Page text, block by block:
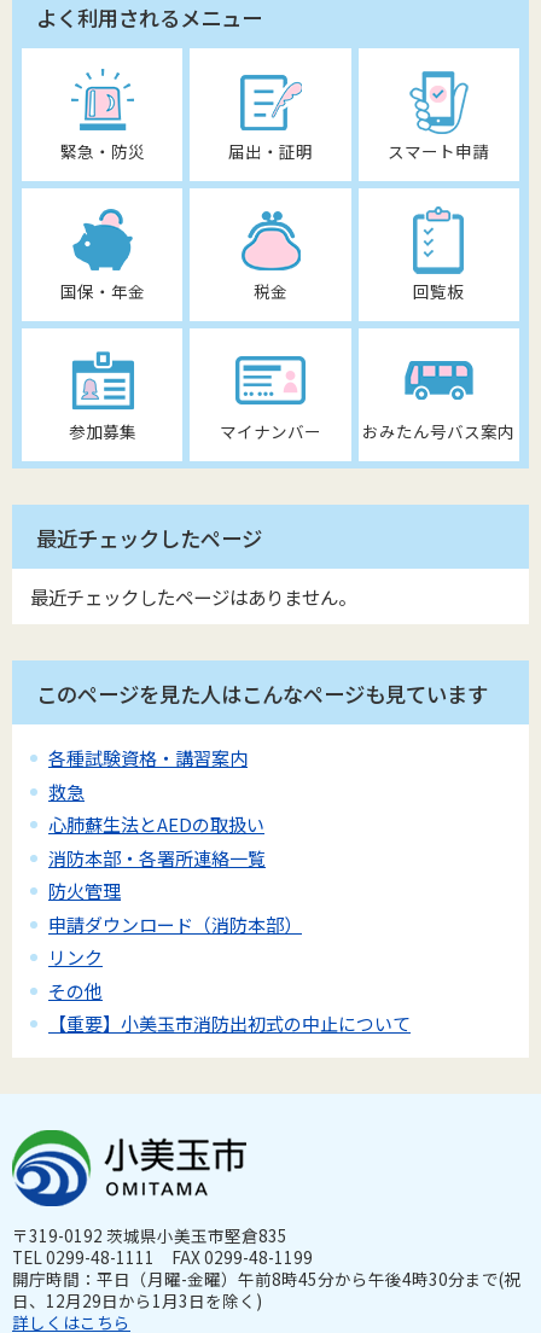
よく利用されるメニュー
緊急・防災 届出・証明 スマート申請
国保・年金 税金 回覧板
参加募集 マイナンバー おみたん号バス案内
最近チェックしたページ
最近チェックしたページはありません。
このページを見た人はこんなページも見ています
各種試験資格・講習案内
救急
心肺蘇生法とAEDの取扱い
消防本部・各署所連絡一覧
防火管理
申請ダウンロード（消防本部）
リンク
その他
【重要】小美玉市消防出初式の中止について
〒319-0192 茨城県小美玉市堅倉835
TEL 0299-48-1111 FAX 0299-48-1199
開庁時間：平日（月曜-金曜）午前8時45分から午後4時30分まで(祝
日、12月29日から1月3日を除く)
詳しくはこちら